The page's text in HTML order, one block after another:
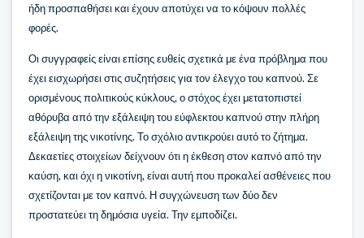
ήδη προσπαθήσει και έχουν αποτύχει να το κόψουν πολλές
φορές.
Οι συγγραφείς είναι επίσης ευθείς σχετικά με ένα πρόβλημα που
έχει εισχωρήσει στις συζητήσεις για τον έλεγχο του καπνού. Σε
ορισμένους πολιτικούς κύκλους, ο στόχος έχει μετατοπιστεί
αθόρυβα από την εξάλειψη του εύφλεκτου καπνού στην πλήρη
εξάλειψη της νικοτίνης. Το σχόλιο αντικρούει αυτό το ζήτημα.
Δεκαετίες στοιχείων δείχνουν ότι η έκθεση στον καπνό από την
καύση, και όχι η νικοτίνη, είναι αυτή που προκαλεί ασθένειες που
σχετίζονται με τον καπνό. Η συγχώνευση των δύο δεν
προστατεύει τη δημόσια υγεία. Την εμποδίζει.